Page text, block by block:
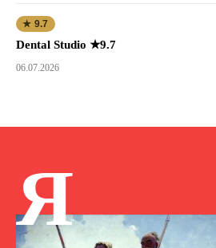
★ 9.7
Dental Studio ★9.7
06.07.2026
Я